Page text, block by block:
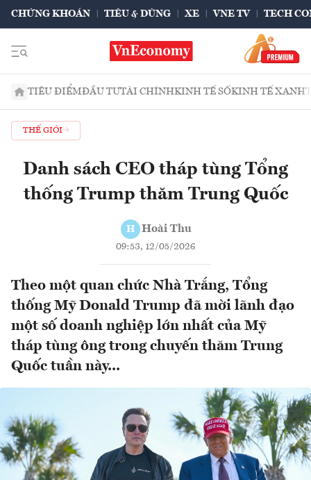
CHỨNG KHOÁN TIÊU & DÙNG XE VNE TV TECH
TIÊU ĐIỂMĐẦU TƯTÀI CHÍNHKINH TẾ SỐKINH TẾ XANH
THẾ GIỚI
Danh sách CEO tháp tùng Tổng
thống Trump thăm Trung Quốc
H Hoài Thu
09:53, 12/05/2026
Theo một quan chức Nhà Trắng, Tổng
thống Mỹ Donald Trump đã mời lãnh đạo
một số doanh nghiệp lớn nhất của Mỹ
tháp tùng ông trong chuyến thăm Trung
Quốc tuần này...